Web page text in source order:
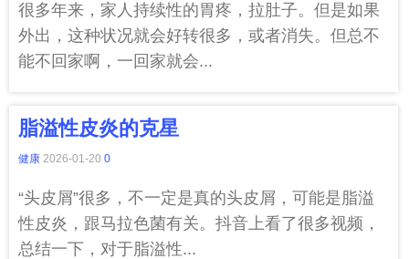
很多年来，家人持续性的胃疼，拉肚子。但是如果
外出，这种状况就会好转很多，或者消失。但总不
能不回家啊，一回家就会...
脂溢性皮炎的克星
健康 2026-01-20 0
“头皮屑”很多，不一定是真的头皮屑，可能是脂溢
性皮炎，跟马拉色菌有关。抖音上看了很多视频，
总结一下，对于脂溢性...